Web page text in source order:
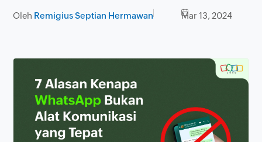
Oleh Remigius Septian Hermawan Mar 13, 2024